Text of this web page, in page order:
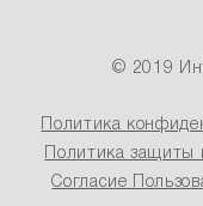
© 2019
Политика
Политика защиты
Согласие